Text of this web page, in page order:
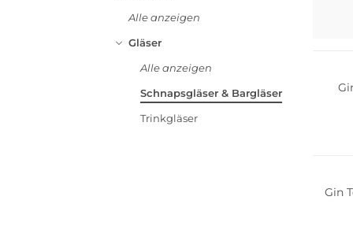
Alle anzeigen
Gläser
Alle anzeigen
Schnapsgläser & Bargläser
Trinkgläser
Gin